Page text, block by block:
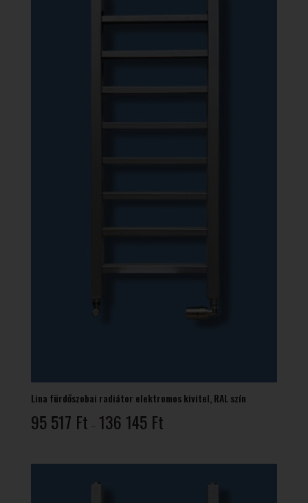
Lina fürdőszobai radiátor elektromos kivitel, RAL szín
95 517 Ft – 136 145 Ft95
-